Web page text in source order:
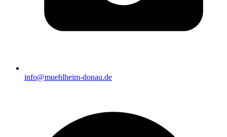
info@muehlheim-donau.de